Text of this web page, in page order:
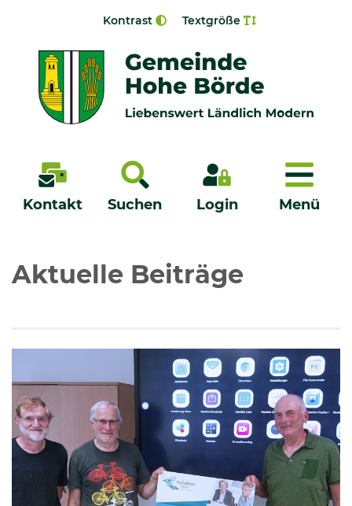
Kontrast Textgröße
Kontakt Suchen Login Menü
Menü
Neuigkeiten
Kommunalpolitik
Bildung und Soziales
Wirtschaft, Bauen, Verkehr
Aktuelle Beiträge